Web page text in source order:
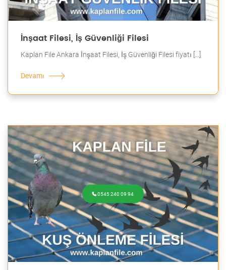
İnşaat Filesi, İş Güvenliği Filesi
Kaplan File Ankara İnşaat Filesi, İş Güvenliği Filesi fiyatı [...]
Devamı
0545 240 09 94